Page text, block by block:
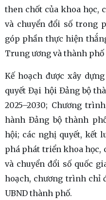
then chốt của khoa học,
và chuyển đổi số trong
góp phần thực hiện
Trung ương và thành
Kế hoạch được xây
quyết Đại hội Đảng bộ
2025–2030; Chương
hành Đảng bộ thành
hội; các nghị quyết, kết
phá phát triển khoa học,
và chuyển đổi số quốc
hoạch, chương trình chỉ
UBND thành phố.